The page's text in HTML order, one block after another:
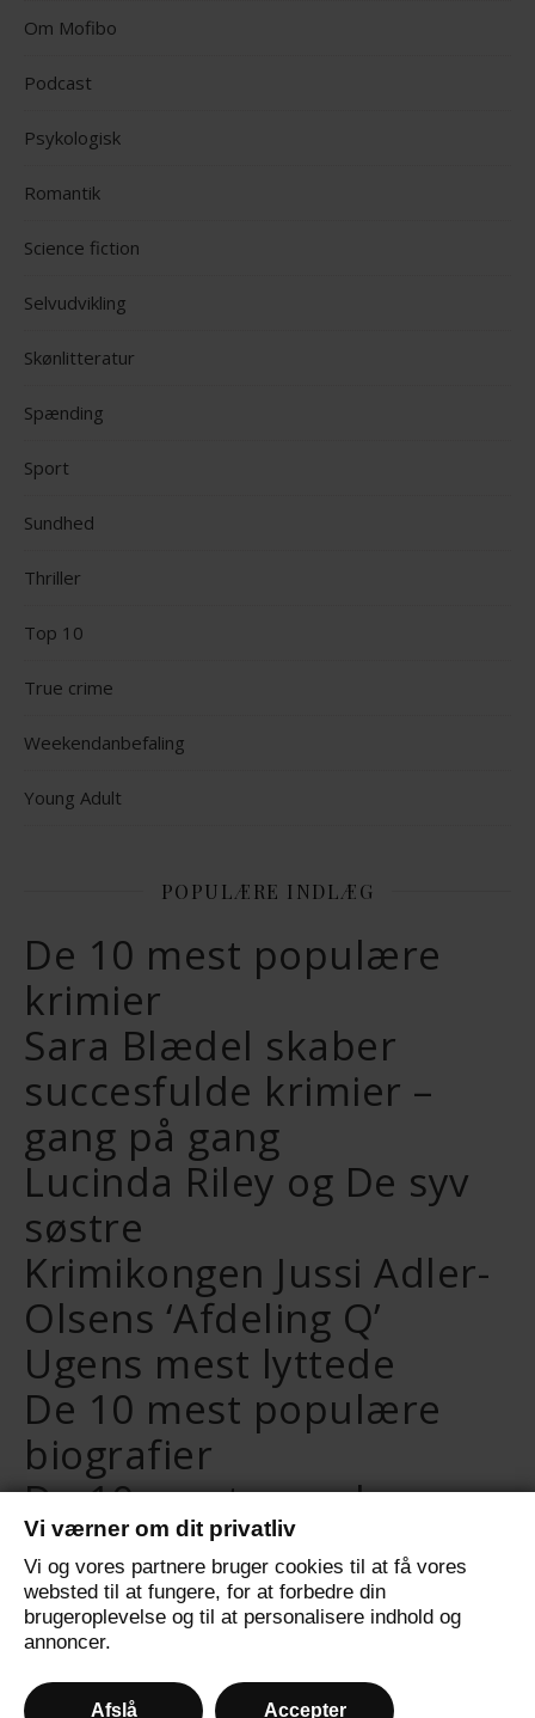
Vi værner om dit privatliv
Vi og vores partnere bruger cookies til at få vores
websted til at fungere, for at forbedre din
brugeroplevelse og til at personalisere indhold og
annoncer.
Afslå Accepter
Om Mofibo
Podcast
Psykologisk
Romantik
Science fiction
Selvudvikling
Skønlitteratur
Spænding
Sport
Sundhed
Thriller
Top 10
True crime
Weekendanbefaling
Young Adult
POPULÆRE INDLÆG
De 10 mest populære
krimier
Sara Blædel skaber
succesfulde krimier –
gang på gang
Lucinda Riley og De syv
søstre
Krimikongen Jussi Adler-
Olsens ‘Afdeling Q’
Ugens mest lyttede
De 10 mest populære
biografier
De 10 mest populære
selvudviklingsbøger
De 10 mest populære
fantasybøger